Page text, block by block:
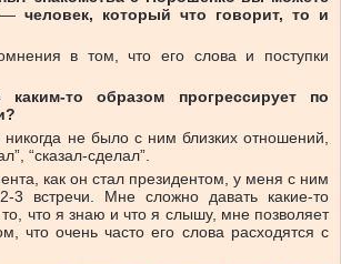
— человек, который что говорит, то и
в том, что его слова и поступки
то образом прогрессирует по
не было с ним близких отношений,
“сказал-сделал”.
как он стал президентом, у меня с ним
3 встречи. Мне сложно давать какие-то
что я знаю и что я слышу, мне позволяет
что очень часто его слова расходятся с